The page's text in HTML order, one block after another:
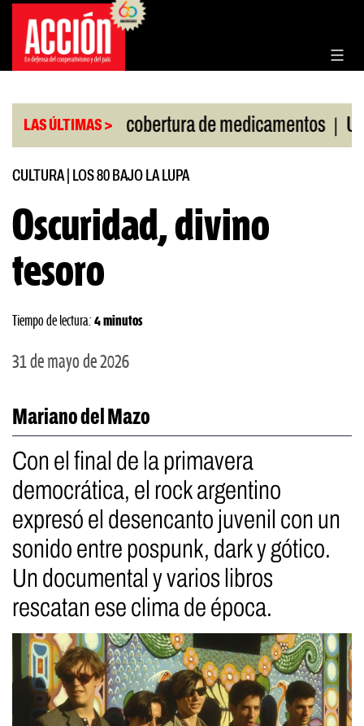
Saltar
contenido
LAS ÚLTIMAS >
Corte por cobertura de medicamentos | Uruguay
CULTURA| LOS 80 BAJO LA LUPA
Oscuridad, divino
tesoro
Tiempo de lectura: 4 minutos
31 de mayo de 2026
Mariano del Mazo
Con el final de la primavera
democrática, el rock argentino
expresó el desencanto juvenil con un
sonido entre pospunk, dark y gótico.
Un documental y varios libros
rescatan ese clima de época.